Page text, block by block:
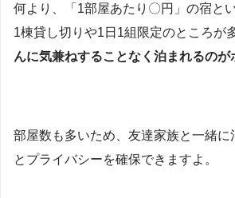
何より、「1部屋あたり〇円」の宿と
1棟貸し切りや1日1組限定のところが
んに気兼ねすることなく泊まれるのが
部屋数も多いため、友達家族と一緒に
とプライバシーを確保できますよ。